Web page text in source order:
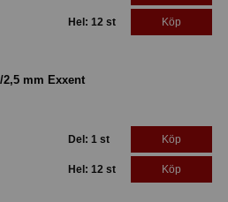
Hel: 12 st Köp
2,5 mm Exxent
Del: 1 st Köp
Hel: 12 st Köp